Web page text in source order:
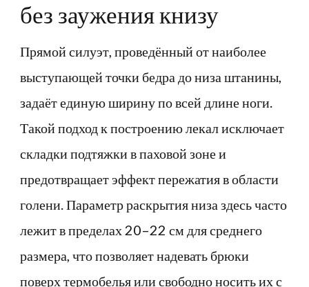
без заужения книзу
Прямой силуэт, проведённый от наиболее
выступающей точки бедра до низа штанины,
задаёт единую ширину по всей длине ноги.
Такой подход к построению лекал исключает
складки подтяжки в паховой зоне и
предотвращает эффект пережатия в области
голени. Параметр раскрытия низа здесь часто
лежит в пределах 20–22 см для среднего
размера, что позволяет надевать брюки
поверх термобелья или свободно носить их с